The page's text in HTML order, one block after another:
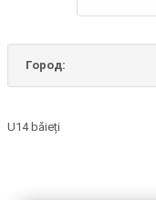
Город:
U14 băieți